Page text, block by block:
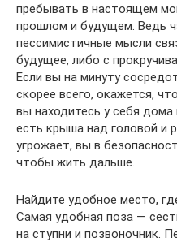
пребывать в настоящем
прошлом и будущем. Ведь
пессимистичные мысли
будущее, либо с
Если вы на минуту
скорее всего, окажется,
вы находитесь у себя
есть крыша над головой и
угрожает, вы в
чтобы жить дальше.
Найдите удобное место,
Самая удобная поза —
на ступни и позвоночник.